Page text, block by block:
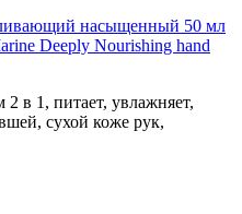
насыщенный 50 мл
Deeply Nourishing hand
в 1, питает, увлажняет,
сухой коже рук,